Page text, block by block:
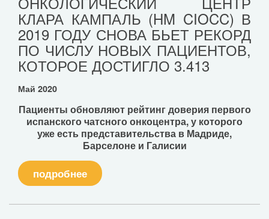
КЛАРА КАМПАЛЬ (HM CIOCC) В
2019 ГОДУ СНОВА БЬЕТ РЕКОРД
ПО ЧИСЛУ НОВЫХ ПАЦИЕНТОВ,
КОТОРОЕ ДОСТИГЛО 3.413
Май 2020
Пациенты обновляют рейтинг доверия первого
испанского чатсного онкоцентра, у которого
уже есть представительства в Мадриде,
Барселоне и Галисии
подробнее